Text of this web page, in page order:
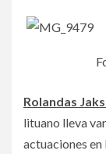
Rolandas
lituano lleva
actuaciones en